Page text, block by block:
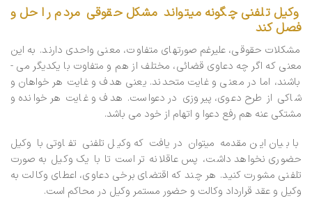
وکیل تلفنی چگونه میتواند مشکل حقوقی مردم را حل و
فصل کند
مشکلات حقوقی، علیرغم صورت­های متفاوت، معنی واحدی دارند. به این
معنی که اگر چه دعاوی قضائی، مختلف از هم و متفاوت با یکدیگر می ­
باشند، اما در معنی و غایت متحدند. یعنی هدف و غایت هر خواهان و
شاکی از طرح دعوی، پیروزی در دعواست. هدف و غایت هر خوانده و
مشتکی عنه هم رفع دعوا و اتهام از خود می باشد.
با بیان این مقدمه می­توان دریافت که وکیل تلفنی تفاوتی با وکیل
حضوری نخواهد داشت، پس عاقلانه تر است تا با یک وکیل به صورت
تلفنی مشورت کنید. هر چند که اقتضای برخی دعاوی، اعطای وکالت به
وکیل و عقد قرارداد وکالت و حضور مستمر وکیل در محاکم است.